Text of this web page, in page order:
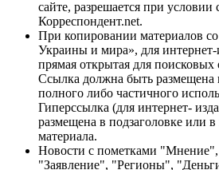
сайте, разрешается при условии
Корреспондент.net.
При копировании материалов
Украины и мира», для интернет-
прямая открытая для поисковых
Ссылка должна быть размещена
полного либо частичного
Гиперссылка (для интернет-
размещена в подзаголовке или в
материала.
Новости с пометками
"Заявление", "Регионы",